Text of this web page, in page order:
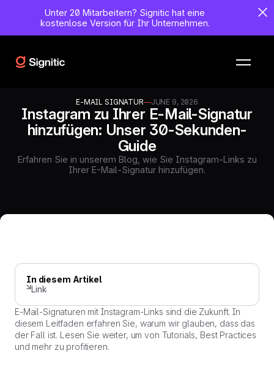
Unter 20 Mitarbeitern? Signitic hat eine
kostenlose Version für Ihr Unternehmen.
E-MAIL SIGNATUR—JUNE 9, 2026
Instagram zu Ihrer E-Mail-Signatur
hinzufügen: Unser 30-Sekunden-
Guide
Erfahren Sie in unserem Blog, wie Sie Instagram-Links zu
Ihrer E-Mail-Signatur hinzufügen.
In diesem Artikel
Link
E-Mail-Signaturen mit Instagram-Links sind die Zukunft. In
diesem Leitfaden erfahren Sie, warum wir glauben, dass das
der Fall ist. Lesen Sie weiter, um von Tutorials, Best Practices
und mehr zu profitieren.